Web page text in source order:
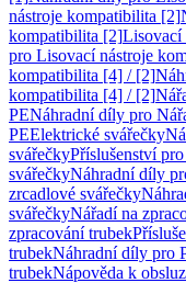
nástroje kompatibilita [2]
kompatibilita [2]Lisovací
pro Lisovací nástroje
kompatibilita [4] / [2]
kompatibilita [4] / [2]
PENáhradní díly pro
PEElektrické svářečky
svářečkyPříslušenství
svářečkyNáhradní díly
zrcadlové svářečky
svářečkyNářadí na
zpracování trubek
trubekNáhradní díly pro
trubekNápověda k